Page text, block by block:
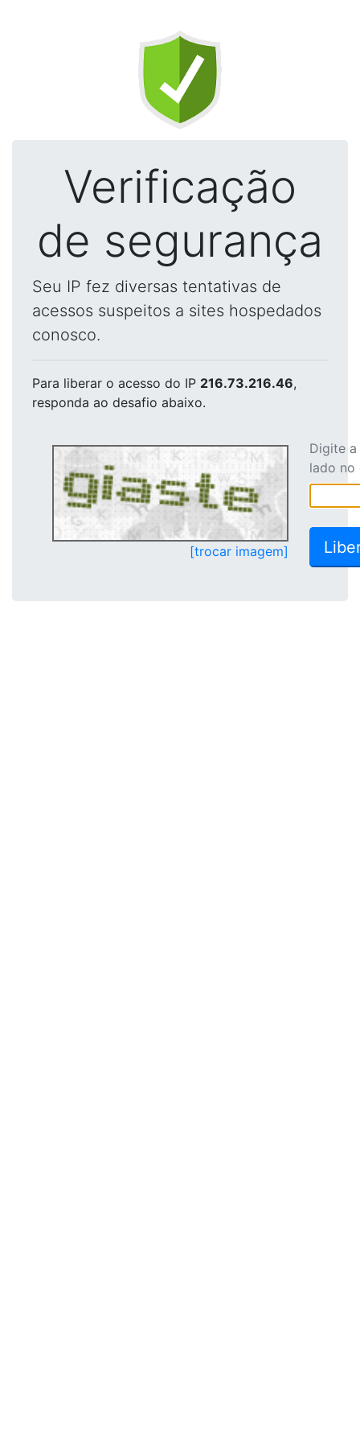
Verificação
de segurança
Seu IP fez diversas tentativas de
acessos suspeitos a sites hospedados
conosco.
Para liberar o acesso do IP 216.73.216.46,
responda ao desafio abaixo.
[trocar imagem]
Digite
lado no